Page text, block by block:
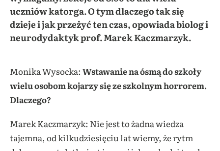
uczniów katorga. O tym dlaczego tak się
dzieje i jak przeżyć ten czas, opowiada biolog i
neurodydaktyk prof. Marek Kaczmarzyk.
Monika Wysocka: Wstawanie na ósmą do szkoły
wielu osobom kojarzy się ze szkolnym horrorem.
Dlaczego?
Marek Kaczmarzyk: Nie jest to żadna wiedza
tajemna, od kilkudziesięciu lat wiemy, że rytm